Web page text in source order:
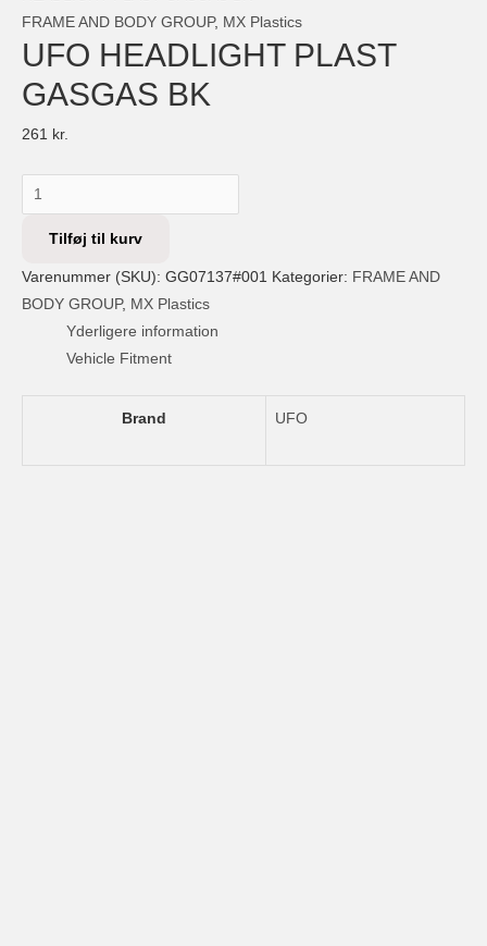
FRAME AND BODY GROUP, MX Plastics
UFO HEADLIGHT PLAST
GASGAS BK
261 kr.
UFO
HEADLIGHT
PLAST
GASGAS
BK
Tilføj til kurv
Varenummer (SKU): GG07137#001 Kategorier: FRAME AND
BODY GROUP, MX Plastics
Yderligere information
Vehicle Fitment
Brand UFO